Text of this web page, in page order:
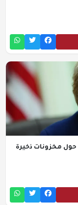
مخزونات ذخيرة